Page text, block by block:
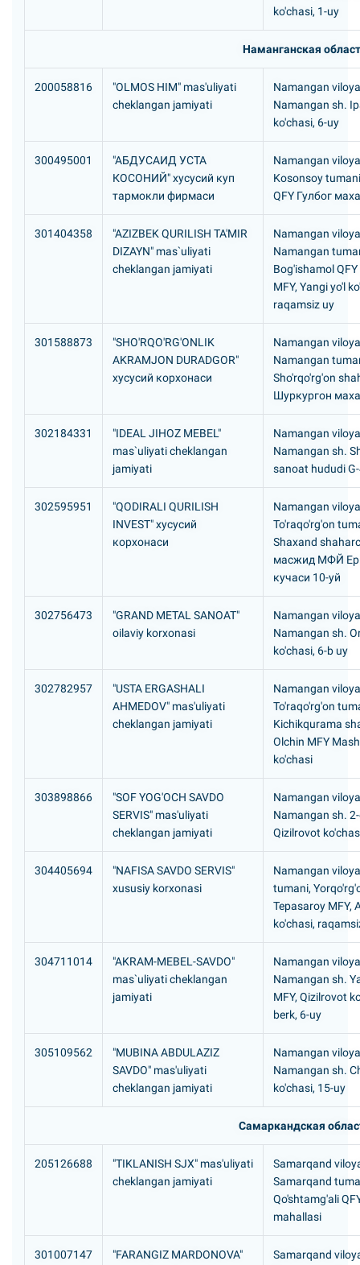
ko'chasi, 1-uy
Наманганская
200058816
"OLMOS HIM" mas'uliyati
cheklangan jamiyati
Namangan
Namangan sh.
ko'chasi, 6-uy
300495001
"АБДУСАИД УСТА
КОСОHИЙ" хусусий куп
тармокли фирмаси
Namangan
Kosonsoy
QFY Гулбог
301404358
"AZIZBEK QURILISH TA'MIR
DIZAYN" mas`uliyati
cheklangan jamiyati
Namangan
Namangan
Bog'ishamol
MFY, Yangi yo'l
raqamsiz uy
301588873
"SHO'RQO'RG'ONLIK
AKRAMJON DURADGOR"
хусусий корхонаси
Namangan
Namangan
Sho'rqo'rg'on
Шуркургон
302184331
"IDEAL JIHOZ MEBEL"
mas`uliyati cheklangan
jamiyati
Namangan
Namangan sh.
sanoat hududi
302595951
"QODIRALI QURILISH
INVEST" хусусий
корхонаси
Namangan
To'raqo'rg'on
Shaxand
масжид МФЙ
кучаси 10-уй
302756473
"GRAND METAL SANOAT"
oilaviy korxonasi
Namangan
Namangan sh.
ko'chasi, 6-b uy
302782957
"USTA ERGASHALI
AHMEDOV" mas'uliyati
cheklangan jamiyati
Namangan
To'raqo'rg'on
Kichikqurama
Olchin MFY
ko'chasi
303898866
"SOF YOG'OCH SAVDO
SERVIS" mas'uliyati
cheklangan jamiyati
Namangan
Namangan sh.
Qizilrovot
304405694
"NAFISA SAVDO SERVIS"
xususiy korxonasi
Namangan
tumani,
Tepasaroy MFY,
ko'chasi,
304711014
"AKRAM-MEBEL-SAVDO"
mas`uliyati cheklangan
jamiyati
Namangan
Namangan sh.
MFY, Qizilrovot
berk, 6-uy
305109562
"MUBINA ABDULAZIZ
SAVDO" mas'uliyati
cheklangan jamiyati
Namangan
Namangan sh.
ko'chasi, 15-uy
Самаркандская
205126688
"TIKLANISH SJX" mas'uliyati
cheklangan jamiyati
Samarqand
Samarqand
Qo'shtamg'ali
mahallasi
301007147
"FARANGIZ MARDONOVA"
Samarqand